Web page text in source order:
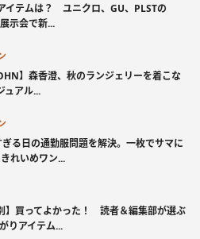
イテムは？ ユニクロ、GU、PLSTの
示会で新...
】森香澄、秋のランジェリーを着こな
ュアル...
ぎる日の通勤服問題を解決。一枚でサマに
れいめワン...
別】買ってよかった！ 読者＆編集部が選ぶ
りアイテム...